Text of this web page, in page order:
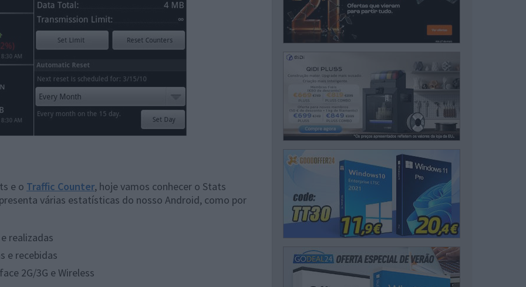
e o Traffic Counter, hoje vamos conhecer o Stats
várias estatísticas do nosso Android, como por
realizadas
e recebidas
2G/3G e Wireless